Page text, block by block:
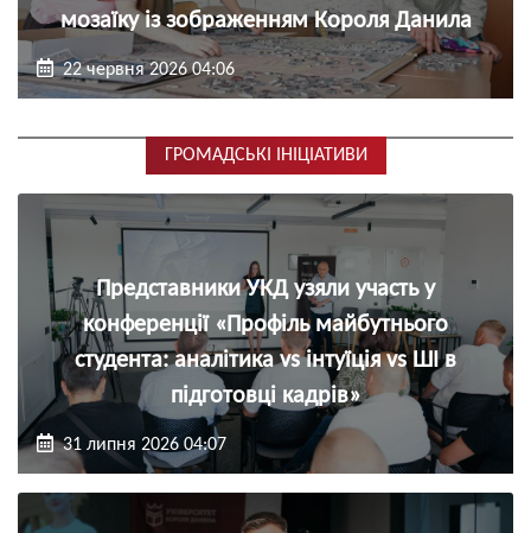
мозаїку із зображенням Короля Данила
22 червня 2026 04:06
ГРОМАДСЬКІ ІНІЦІАТИВИ
Представники УКД узяли участь у
конференції «Профіль майбутнього
студента: аналітика vs інтуїція vs ШІ в
підготовці кадрів»
31 липня 2026 04:07